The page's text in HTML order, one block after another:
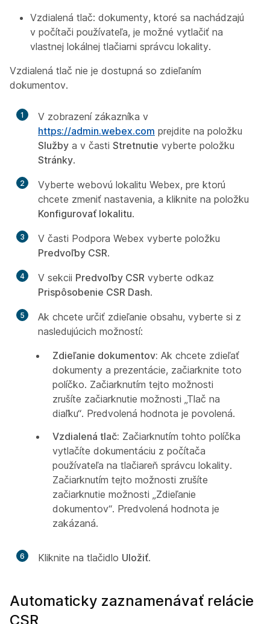
Vzdialená tlač: dokumenty, ktoré sa nachádzajú
v počítači používateľa, je možné vytlačiť na
vlastnej lokálnej tlačiarni správcu lokality.
Vzdialená tlač nie je dostupná so zdieľaním
dokumentov.
1
V zobrazení zákazníka v
https://admin.webex.com prejdite na položku
Služby a v časti Stretnutie vyberte položku
Stránky.
2
Vyberte webovú lokalitu Webex, pre ktorú
chcete zmeniť nastavenia, a kliknite na položku
Konfigurovať lokalitu.
3
V časti Podpora Webex vyberte položku
Predvoľby CSR.
4 V sekcii Predvoľby CSR vyberte odkaz
Prispôsobenie CSR Dash.
5
Ak chcete určiť zdieľanie obsahu, vyberte si z
nasledujúcich možností:
Zdieľanie dokumentov: Ak chcete zdieľať
dokumenty a prezentácie, začiarknite toto
políčko. Začiarknutím tejto možnosti
zrušíte začiarknutie možnosti „Tlač na
diaľku“. Predvolená hodnota je povolená.
Vzdialená tlač: Začiarknutím tohto políčka
vytlačíte dokumentáciu z počítača
používateľa na tlačiareň správcu lokality.
Začiarknutím tejto možnosti zrušíte
začiarknutie možnosti „Zdieľanie
dokumentov“. Predvolená hodnota je
zakázaná.
6 Kliknite na tlačidlo Uložiť.
Automaticky zaznamenávať relácie
CSR